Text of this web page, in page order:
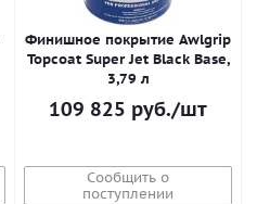
Финишное покрытие Awlgrip
Topcoat Super Jet Black Base,
3,79 л
109 825 руб./шт
Сообщить о
поступлении